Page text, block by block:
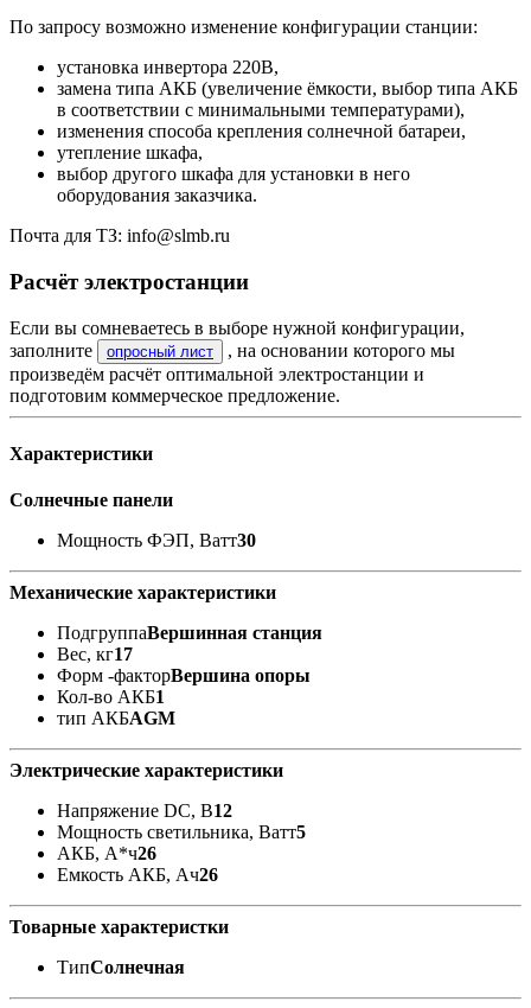
По запросу возможно изменение конфигурации станции:
установка инвертора 220В,
замена типа АКБ (увеличение ёмкости, выбор типа АКБ
в соответствии с минимальными температурами),
изменения способа крепления солнечной батареи,
утепление шкафа,
выбор другого шкафа для установки в него
оборудования заказчика.
Почта для ТЗ: info@slmb.ru
Расчёт электростанции
Если вы сомневаетесь в выборе нужной конфигурации,
заполните
опросный лист
, на основании которого мы
произведём расчёт оптимальной электростанции и
подготовим коммерческое предложение.
Характеристики
Солнечные панели
Мощность ФЭП, Ватт30
Механические характеристики
ПодгруппаВершинная станция
Вес, кг17
Форм -факторВершина опоры
Кол-во АКБ1
тип АКБAGM
Электрические характеристики
Напряжение DC, В12
Мощность светильника, Ватт5
АКБ, А*ч26
Емкость АКБ, Ач26
Товарные характеристки
ТипСолнечная